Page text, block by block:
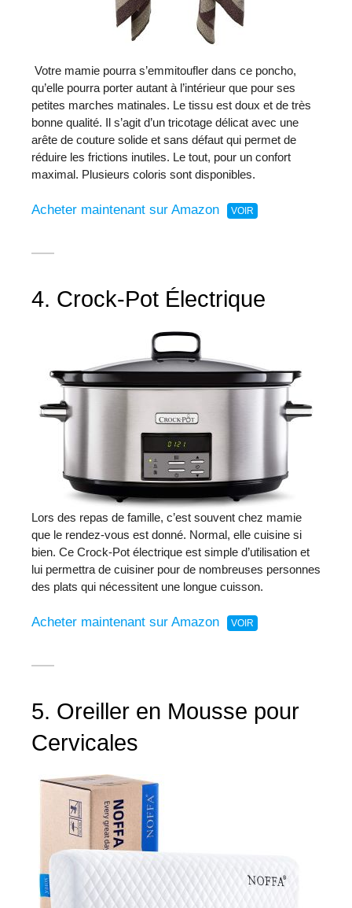
Votre mamie pourra s’emmitoufler dans ce poncho,
qu’elle pourra porter autant à l’intérieur que pour ses
petites marches matinales. Le tissu est doux et de très
bonne qualité. Il s’agit d’un tricotage délicat avec une
arête de couture solide et sans défaut qui permet de
réduire les frictions inutiles. Le tout, pour un confort
maximal. Plusieurs coloris sont disponibles.
Acheter maintenant sur Amazon
4. Crock-Pot Électrique
Lors des repas de famille, c’est souvent chez mamie
que le rendez-vous est donné. Normal, elle cuisine si
bien. Ce Crock-Pot électrique est simple d’utilisation et
lui permettra de cuisiner pour de nombreuses personnes
des plats qui nécessitent une longue cuisson.
Acheter maintenant sur Amazon
5. Oreiller en Mousse pour
Cervicales